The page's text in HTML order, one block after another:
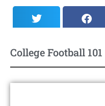
College Football 101